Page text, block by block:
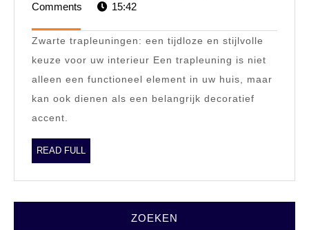
tijdloos:
De
schoonheid
van
een
zwarte
januari
Comments
15:42
Zwarte trapleuningen: een tijdloze en stijlvolle
keuze voor uw interieur Een trapleuning is niet
alleen een functioneel element in uw huis, maar
kan ook dienen als een belangrijk decoratief
accent.
READ FULL
FULL
ZOEKEN